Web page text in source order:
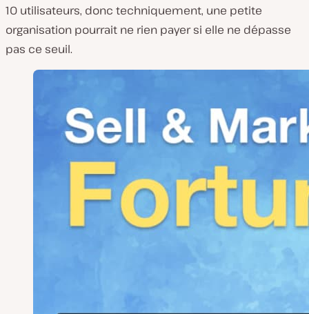
10 utilisateurs, donc techniquement, une petite
organisation pourrait ne rien payer si elle ne dépasse
pas ce seuil.